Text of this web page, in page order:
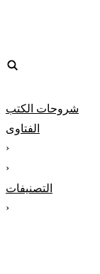
شروحات الكتب
الفتاوى
‹
‹
التصنيفات
‹